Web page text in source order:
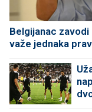
Belgijanac
važe jednaka